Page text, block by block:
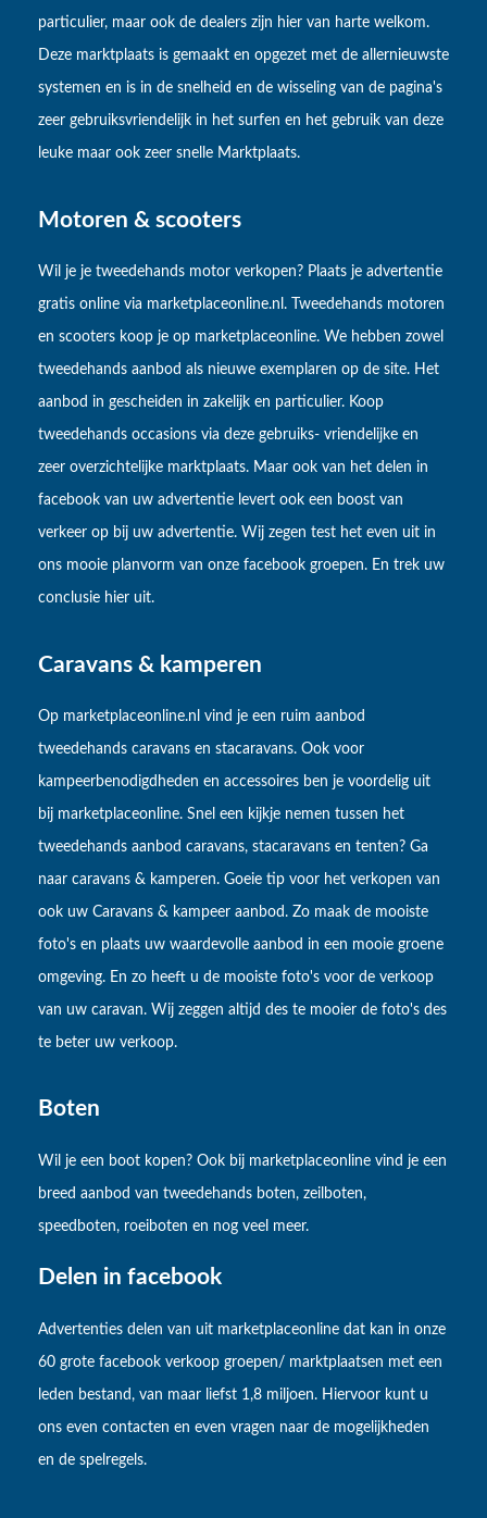
particulier, maar ook de dealers zijn hier van harte welkom.
Deze marktplaats is gemaakt en opgezet met de allernieuwste
systemen en is in de snelheid en de wisseling van de pagina's
zeer gebruiksvriendelijk in het surfen en het gebruik van deze
leuke maar ook zeer snelle Marktplaats.
Motoren & scooters
Wil je je tweedehands motor verkopen? Plaats je advertentie
gratis online via marketplaceonline.nl. Tweedehands motoren
en scooters koop je op marketplaceonline. We hebben zowel
tweedehands aanbod als nieuwe exemplaren op de site. Het
aanbod in gescheiden in zakelijk en particulier. Koop
tweedehands occasions via deze gebruiks- vriendelijke en
zeer overzichtelijke marktplaats. Maar ook van het delen in
facebook van uw advertentie levert ook een boost van
verkeer op bij uw advertentie. Wij zegen test het even uit in
ons mooie planvorm van onze facebook groepen. En trek uw
conclusie hier uit.
Caravans & kamperen
Op marketplaceonline.nl vind je een ruim aanbod
tweedehands caravans en stacaravans. Ook voor
kampeerbenodigdheden en accessoires ben je voordelig uit
bij marketplaceonline. Snel een kijkje nemen tussen het
tweedehands aanbod caravans, stacaravans en tenten? Ga
naar caravans & kamperen. Goeie tip voor het verkopen van
ook uw Caravans & kampeer aanbod. Zo maak de mooiste
foto's en plaats uw waardevolle aanbod in een mooie groene
omgeving. En zo heeft u de mooiste foto's voor de verkoop
van uw caravan. Wij zeggen altijd des te mooier de foto's des
te beter uw verkoop.
Boten
Wil je een boot kopen? Ook bij marketplaceonline vind je een
breed aanbod van tweedehands boten, zeilboten,
speedboten, roeiboten en nog veel meer.
Delen in facebook
Advertenties delen van uit marketplaceonline dat kan in onze
60 grote facebook verkoop groepen/ marktplaatsen met een
leden bestand, van maar liefst 1,8 miljoen. Hiervoor kunt u
ons even contacten en even vragen naar de mogelijkheden
en de spelregels.